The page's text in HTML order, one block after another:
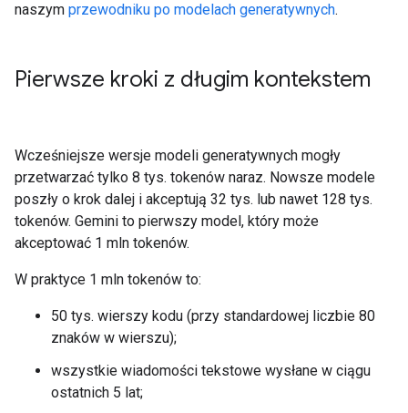
naszym przewodniku po modelach generatywnych.
Pierwsze kroki z długim kontekstem
Wcześniejsze wersje modeli generatywnych mogły
przetwarzać tylko 8 tys. tokenów naraz. Nowsze modele
poszły o krok dalej i akceptują 32 tys. lub nawet 128 tys.
tokenów. Gemini to pierwszy model, który może
akceptować 1 mln tokenów.
W praktyce 1 mln tokenów to:
50 tys. wierszy kodu (przy standardowej liczbie 80
znaków w wierszu);
wszystkie wiadomości tekstowe wysłane w ciągu
ostatnich 5 lat;